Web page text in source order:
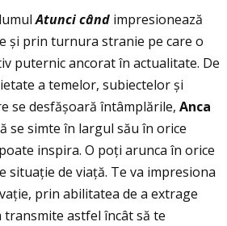
Atunci când impresionează
și prin turnura stranie pe care o
puternic ancorat în actualitate. De
a temelor, subiectelor și
se desfășoară întâmplările, Anca
se simte în largul său în orice
inspira. O poţi arunca în orice
situaţie de viaţă. Te va impresiona
prin abilitatea de a extrage
transmite astfel încât să te